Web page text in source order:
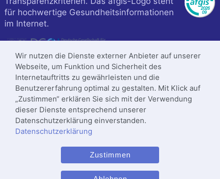
für hochwertige Gesundheitsinformationen
im Internet.
Klinik ist zertifiziert nach
Letzte Änderung: 28.05.2026
Wir nutzen die Dienste externer Anbieter auf unserer
Webseite, um Funktion und Sicherheit des
Internetauftritts zu gewährleisten und die
Benutzererfahrung optimal zu gestalten. Mit Klick auf
„Zustimmen“ erklären Sie sich mit der Verwendung
dieser Dienste entsprechend unserer
Datenschutzerklärung einverstanden.
Datenschutzerklärung
Zustimmen